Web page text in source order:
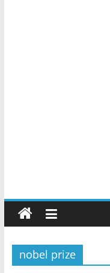
nobel prize